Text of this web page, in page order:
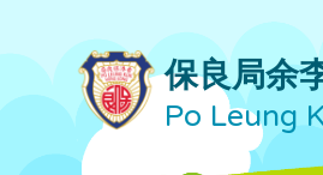
保良局余
Po Leung